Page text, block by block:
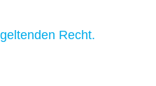
Recht.